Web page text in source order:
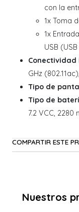
con la
1x Toma
1x
USB
GHz
Tipo de
Tipo de
7.2 VCC,
COMPARTIR ESTE